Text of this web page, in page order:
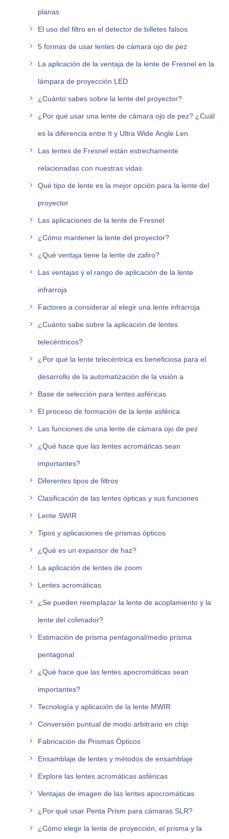
planas
El uso del filtro en el detector de billetes falsos
5 formas de usar lentes de cámara ojo de pez
La aplicación de la ventaja de la lente de Fresnel en la
lámpara de proyección LED
¿Cuánto sabes sobre la lente del proyector?
¿Por qué usar una lente de cámara ojo de pez? ¿Cuál
es la diferencia entre It y Ultra Wide Angle Len
Las lentes de Fresnel están estrechamente
relacionadas con nuestras vidas
Qué tipo de lente es la mejor opción para la lente del
proyector
Las aplicaciones de la lente de Fresnel
¿Cómo mantener la lente del proyector?
¿Qué ventaja tiene la lente de zafiro?
Las ventajas y el rango de aplicación de la lente
infrarroja
Factores a considerar al elegir una lente infrarroja
¿Cuánto sabe sobre la aplicación de lentes
telecéntricos?
¿Por qué la lente telecéntrica es beneficiosa para el
desarrollo de la automatización de la visión a
Base de selección para lentes asféricas
El proceso de formación de la lente asférica
Las funciones de una lente de cámara ojo de pez
¿Qué hace que las lentes acromáticas sean
importantes?
Diferentes tipos de filtros
Clasificación de las lentes ópticas y sus funciones
Lente SWIR
Tipos y aplicaciones de prismas ópticos
¿Qué es un expansor de haz?
La aplicación de lentes de zoom
Lentes acromáticas
¿Se pueden reemplazar la lente de acoplamiento y la
lente del colimador?
Estimación de prisma pentagonal/medio prisma
pentagonal
¿Qué hace que las lentes apocromáticas sean
importantes?
Tecnología y aplicación de la lente MWIR
Conversión puntual de modo arbitrario en chip
Fabricación de Prismas Ópticos
Ensamblaje de lentes y métodos de ensamblaje
Explore las lentes acromáticas asféricas
Ventajas de imagen de las lentes apocromáticas
¿Por qué usar Penta Prism para cámaras SLR?
¿Cómo elegir la lente de proyección, el prisma y la